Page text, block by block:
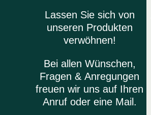
Lassen Sie sich von
unseren Produkten
verwöhnen!
Bei allen Wünschen,
Fragen & Anregungen
freuen wir uns auf Ihren
Anruf oder eine Mail.